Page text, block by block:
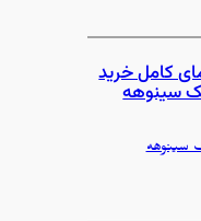
کامل خرید
سینوهه
سینوهه